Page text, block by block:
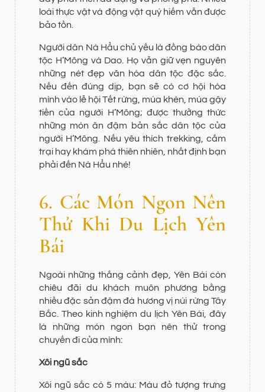
loài thực vật và động vật quý hiếm vẫn được
bảo tồn.
Người dân Nà Hẩu chủ yếu là đồng bào dân
tộc H’Mông và Dao. Họ vẫn giữ vẹn nguyên
những nét đẹp văn hóa dân tộc đặc sắc.
Nếu đến đúng dịp, bạn sẽ có cơ hội hòa
mình vào lễ hội Tết rừng, múa khèn, múa gậy
tiền của người H’Mông; được thưởng thức
những món ăn đậm bản sắc dân tộc của
người H’Mông. Nếu yêu thích trekking, cắm
trại hay khám phá thiên nhiên, nhất định bạn
phải đến Nà Hẩu nhé!
6. Các Món Ngon Nên
Thử Khi Du Lịch Yên
Bái
Ngoài những thắng cảnh đẹp, Yên Bái còn
chiêu đãi du khách muôn phương bằng
nhiều đặc sản đậm đà hương vị núi rừng Tây
Bắc. Theo kinh nghiệm du lịch Yên Bái, đây
là những món ngon bạn nên thử trong
chuyến đi của mình:
Xôi ngũ sắc
Xôi ngũ sắc có 5 màu: Màu đỏ tượng trưng